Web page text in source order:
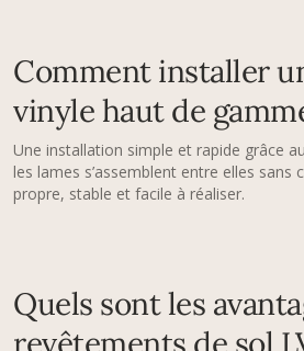
Comment installer
vinyle haut de
Une installation simple et rapide grâce
les lames s’assemblent entre elles sans
propre, stable et facile à réaliser.
Quels sont les